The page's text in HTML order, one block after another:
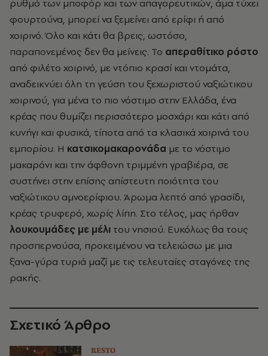
ρυθμό των μποφόρ και των απαγορευτικών, άμα τύχει
φουρτούνα, μπορεί να ξεμείνει από ερίφι ή από
χοιρινό. Όλο και κάτι θα βρεις, ωστόσο,
παραπονεμένος δεν θα μείνεις. Το απεραθίτικο ρόστο
από φιλέτο χοιρινό, με ντόπιο κρασί και ντομάτα,
αναδεικνύει όλη τη γεύση του ξεχωριστού ναξιώτικου
χοιρινού, για μένα το πιο νόστιμο στην Ελλάδα, ένα
κρέας που θυμίζει περισσότερο μοσχάρι και κάτι από
κυνήγι και φυσικά, τίποτα από τα κλασικά χοιρινά του
εμπορίου. Η κατσικομακαρονάδα με το νόστιμο
μακαρόνι και την άφθονη τριμμένη γραβιέρα, σε
συστήνει στην επίσης απίστευτη ποιότητα του
ναξιώτικου αμνοερίφιου. Άρωμα λεπτό από γρασίδι,
κρέας τρυφερό, χωρίς λίπη. Στο τέλος, μας ήρθαν
λουκουμάδες με μέλι του νησιού. Ευκόλως θα τους
προσπερνούσα, προκειμένου να τελειώσω με μια
ξανα-γύρα τυριά μαζί με τις τελευταίες σταγόνες της
ρακής.
Σχετικό Άρθρο
RESTO